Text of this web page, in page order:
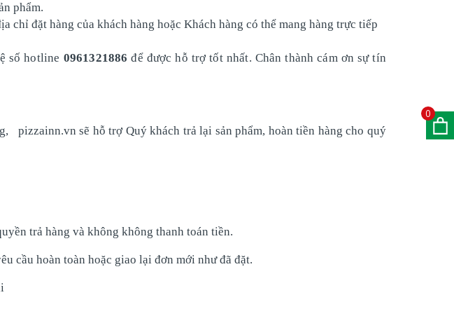
phẩm.
chỉ đặt hàng của khách hàng hoặc Khách hàng có thể mang hàng trực tiếp
số hotline 0961321886để được hỗ trợ tốt nhất. Chân thành cám ơn sự tín
pizzainn.vn sẽ hỗ trợ Quý khách trả lại sản phẩm, hoàn tiền hàng cho quý
trả hàng và không không thanh toán tiền.
cầu hoàn toàn hoặc giao lại đơn mới như đã đặt.
0